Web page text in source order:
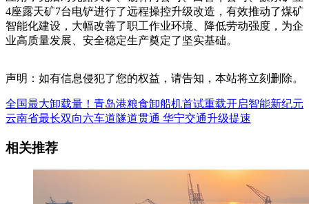
4座露天矿7台电铲进行了远程操控升级改造，有效推动了煤矿
智能化建设，大幅改善了职工作业环境、降低劳动强度，为企
业高质量发展、安全稳定生产奠定了坚实基础。
声明：如有信息侵犯了您的权益，请告知，本站将立刻删除。
全国最大卸载量！青岛港粮食卸船机首试重载开启智能新纪元
云南省最长双向六车道隧道贯通 华宁交通升级提速
相关推荐